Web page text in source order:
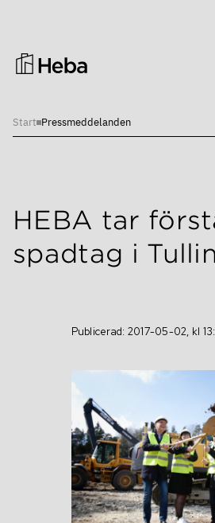
Investera i Heba
Finansiella nyckeltal
Finansiella mål
Hållbarhet
Kalendarium
Aktien
Grön aktie
Ägare
Utdelning
Finansiering
Finansiering
Ramverk för grön och
Bolagsstyrning
Start Pressmeddelanden
Publicerad: 2017-05-02, kl
HEBA tar
spadtag i